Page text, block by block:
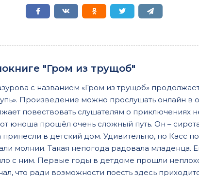
"Гром из трущоб"
с названием «Гром из трущоб»
Произведение можно прослушать онлайн в
повествовать слушателям о приключениях
юноша прошёл очень сложный путь. Он –
в детский дом. Удивительно, но Касс
молнии. Такая непогода радовала младенца.
с ним. Первые годы в детдоме прошли
что ради возможности поесть здесь